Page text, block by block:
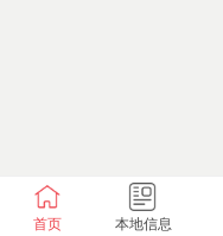
首页 本地信息